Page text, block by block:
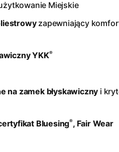
Miejskie
zapewniający
YKK®
na zamek błyskawiczny i
Bluesing®, Fair Wear